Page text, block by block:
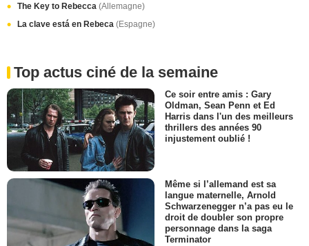
The Key to Rebecca (Allemagne)
La clave está en Rebeca (Espagne)
Top actus ciné de la semaine
Ce soir entre amis : Gary
Oldman, Sean Penn et Ed
Harris dans l'un des meilleurs
thrillers des années 90
injustement oublié !
Même si l’allemand est sa
langue maternelle, Arnold
Schwarzenegger n’a pas eu le
droit de doubler son propre
personnage dans la saga
Terminator